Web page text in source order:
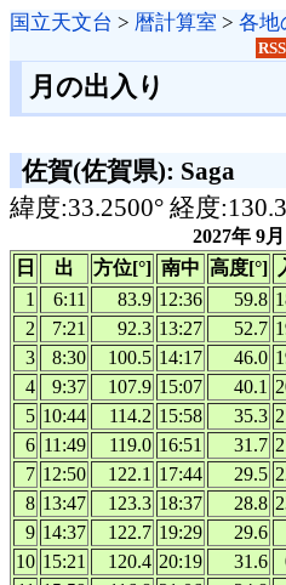
国立天文台 > 暦計算室 > 各地
RSS
月の出入り
佐賀(佐賀県): Saga
緯度:33.2500° 経度
2027年 9月
日
出 方位[°] 南中 高度[°]
1
6:11 83.9 12:36 59.8
2
7:21 92.3 13:27 52.7
3
8:30 100.5 14:17 46.0
4
9:37 107.9 15:07 40.1
5 10:44 114.2 15:58 35.3
6 11:49 119.0 16:51 31.7
7 12:50 122.1 17:44 29.5
8 13:47 123.3 18:37 28.8
9 14:37 122.7 19:29 29.6
10 15:21 120.4 20:19 31.6